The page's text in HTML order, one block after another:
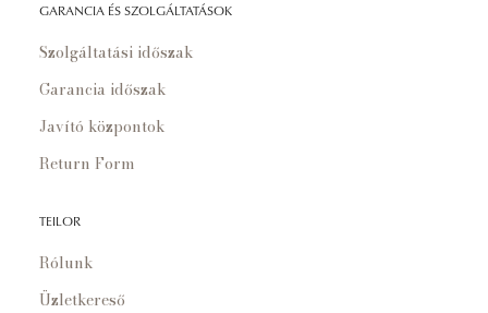
GARANCIA ÉS SZOLGÁLTATÁSOK
Szolgáltatási időszak
Garancia időszak
Javító központok
Return Form
TEILOR
Rólunk
Üzletkereső